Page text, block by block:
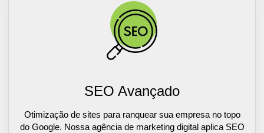
SEO Avançado
Otimização de sites para ranquear sua empresa no topo
do Google. Nossa agência de marketing digital aplica SEO